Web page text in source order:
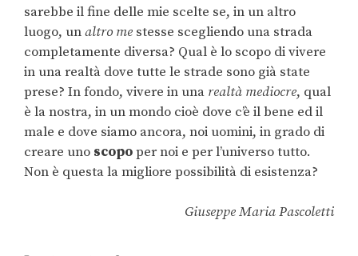
sarebbe il fine delle mie scelte se, in un altro
luogo, unaltro me stesse scegliendo una strada
completamente diversa? Qual è lo scopo di vivere
in una realtà dove tutte le strade sono già state
prese? In fondo, vivere in una realtà mediocre, qual
è la nostra, in un mondo cioè dove c’è il bene ed il
male e dove siamo ancora, noi uomini, in grado di
creare uno scopoper noi e per l’universo tutto.
Non è questa la migliore possibilità di esistenza?
Giuseppe Maria Pascoletti